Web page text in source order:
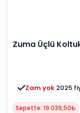
Zuma Üçlü
Zam yok 2025
Sepette: 19.039,50₺